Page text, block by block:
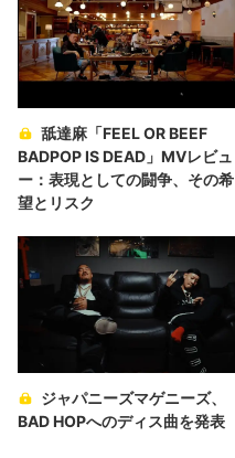
舐達麻「FEEL OR BEEF
BADPOP IS DEAD」MVレビュ
ー：表現としての闘争、その希
望とリスク
ジャパニーズマゲニーズ、
BAD HOPへのディス曲を発表